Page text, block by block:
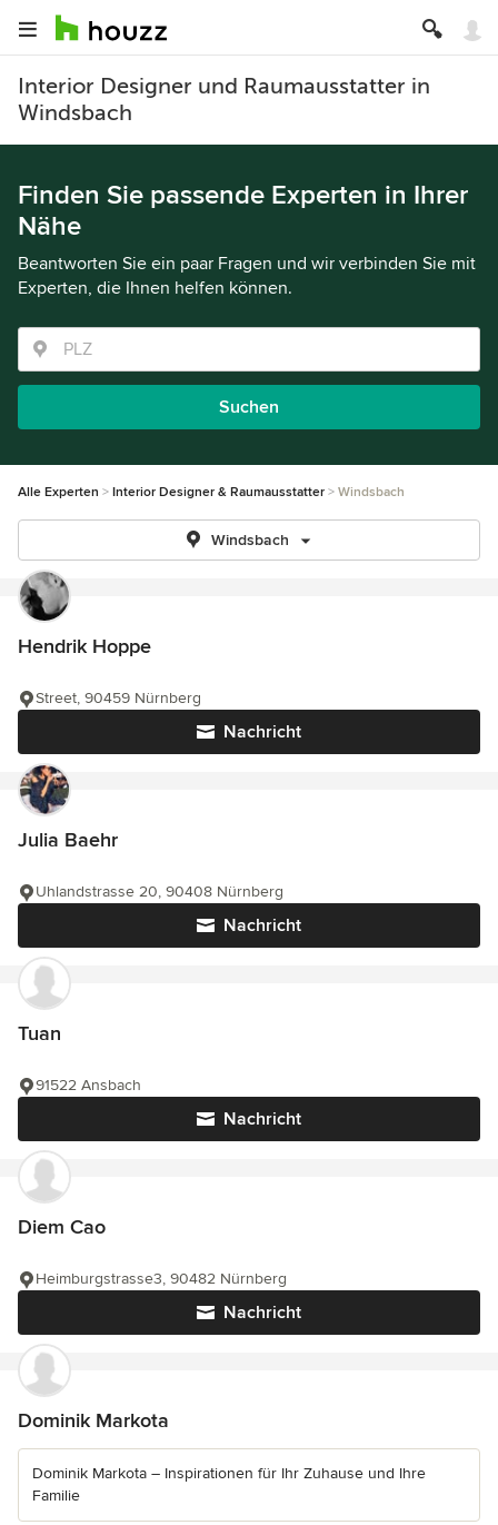
Interior Designer und Raumausstatter in
Windsbach
Finden Sie passende Experten in Ihrer
Nähe
Beantworten Sie ein paar Fragen und wir verbinden Sie mit
Experten, die Ihnen helfen können.
Suchen
Alle Experten Interior Designer & Raumausstatter Windsbach
Windsbach
Hendrik Hoppe
Nachricht
Street, 90459 Nürnberg
Julia Baehr
Nachricht
Uhlandstrasse 20, 90408 Nürnberg
Tuan
Nachricht
91522 Ansbach
Diem Cao
Nachricht
Heimburgstrasse3, 90482 Nürnberg
Dominik Markota
Dominik Markota – Inspirationen für Ihr Zuhause und Ihre
Familie